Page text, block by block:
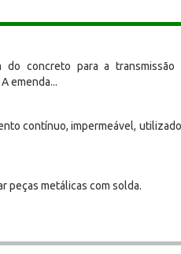
do concreto para a transmissão
emenda...
contínuo, impermeável,
peças metálicas com solda.